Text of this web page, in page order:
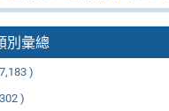
別彙總
)
)